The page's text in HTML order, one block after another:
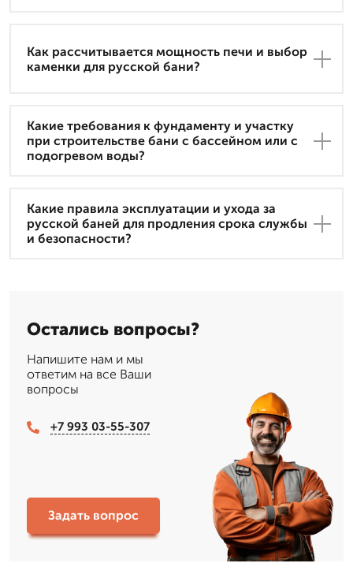
Как рассчитывается мощность печи и выбор
каменки для русской бани?
Какие требования к фундаменту и участку
при строительстве бани с бассейном или с
подогревом воды?
Какие правила эксплуатации и ухода за
русской баней для продления срока службы
и безопасности?
Остались вопросы?
Напишите нам и мы
ответим на все Ваши
вопросы
+7 993 03-55-307
Задать вопрос